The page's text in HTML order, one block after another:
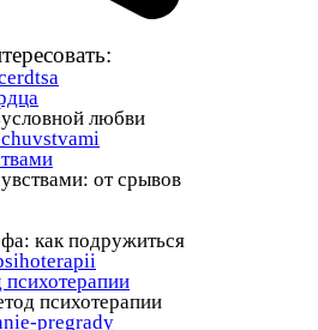
любви
от срывов
как подружиться
психотерапии